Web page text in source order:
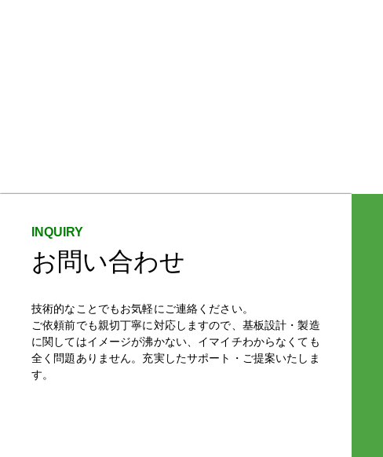
お問い合わせ
技術的なことでもお気軽にご連絡ください。
ご依頼前でも親切丁寧に対応しますので、基板設計・製造
に関してはイメージが沸かない、イマイチわからなくても
全く問題ありません。充実したサポート・ご提案いたしま
す。